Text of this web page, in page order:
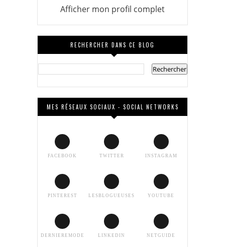
Afficher mon profil complet
RECHERCHER DANS CE BLOG
MES RÉSEAUX SOCIAUX - SOCIAL NETWORKS
FACEBOOK TWITTER INSTAGRAM
PINTEREST LESBLOGUEUSES YOUTUBE
DERNIEREMODE LINKEDIN NETGUIDE